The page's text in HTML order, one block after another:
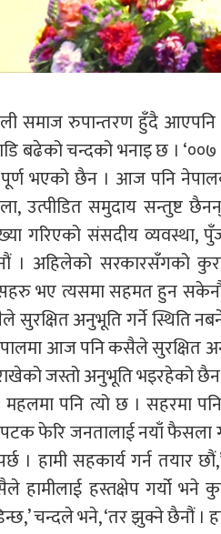
समाज रुपान्तरण हुँदै
बढेको चन्दको भनाइ छ ।
पूर्ण भएको छैन । आज पनि
उत्पीडित समुदाय सन्तुष्ट
गरिएको संसदीय व्यवस्था,
। अहिलेको सरकारसँगको
भए त्यसमा सहमत हुन सकेनौं ।
सुरक्षित अनुभूति गर्ने स्थिति
आज पनि कसैले सुरक्षित
जस्तो अनुभूति भइरहेको छैन
पनि त्यो छ । सहरमा
फेरि जनतालाई नयाँ फैसला
। हामी सहकार्य गर्न
हामीलाई हस्तक्षेप गर्यो भने
चन्दले भने, ‘तर झुक्ने छैनौं ।